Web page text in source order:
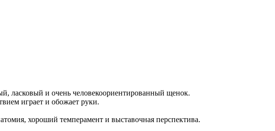
ласковый и очень человекоориентированный щенок.
играет и обожает руки.
хороший темперамент и выставочная перспектива.